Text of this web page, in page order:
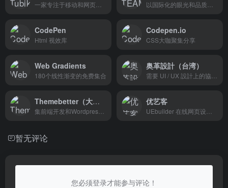
CodePen
Html 视效库
Codepen.io
CSS大咖聚集分享
Web Gradients
180个线性渐变的免费集合
奥革設計（台湾）
Themebetter（大前端） 优艺客
暂无评论
您必须登录才能参与评论！